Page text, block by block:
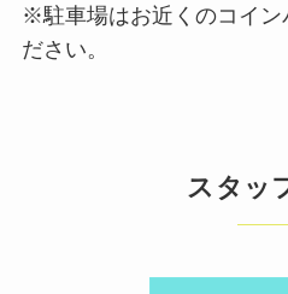
※駐車場はお近くのコイン
ださい。
スタッ